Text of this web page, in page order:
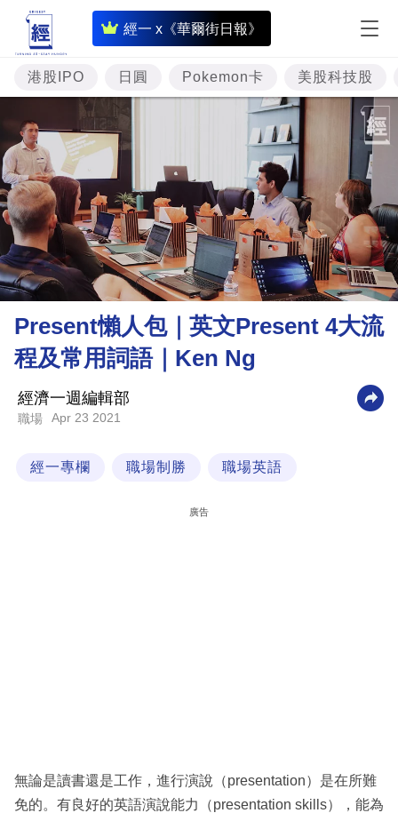
經一 x《華爾街日報》
即
時
財
經
專
題
資
樓
市
理
財
商
業
科
區
港股IPO 日圓 Pokemon卡 美股科技股
Present懶人包｜英文Present 4大流
程及常用詞語｜Ken Ng
經濟一週編輯部
職場 Apr 23 2021
經一專欄 職場制勝 職場英語
廣告
無論是讀書還是工作，進行演說（presentation）是在所難
免的。有良好的英語演說能力（presentation skills），能為